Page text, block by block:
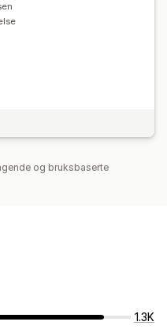
og bruksbaserte
1.3K